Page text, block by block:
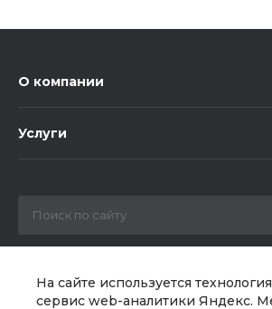
На сайте используется
сервис web-аналитики Яндекс.
О компании
Услуги